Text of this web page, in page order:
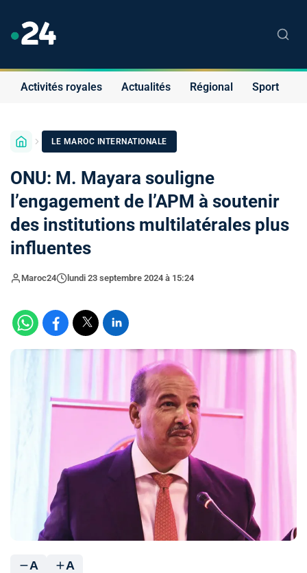
Activités royales Actualités Régional Sport
LE MAROC INTERNATIONALE
ONU: M. Mayara souligne
l’engagement de l’APM à soutenir
des institutions multilatérales plus
influentes
Maroc24 lundi 23 septembre 2024 à 15:24
A A